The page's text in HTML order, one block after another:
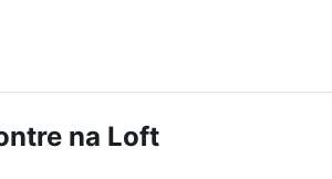
na Loft